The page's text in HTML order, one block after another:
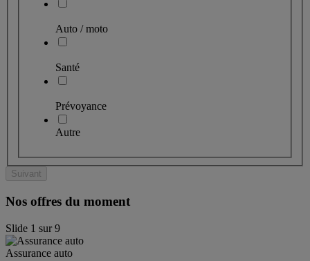
Auto / moto
Santé
Prévoyance
Autre
Suivant
Nos offres du moment
Slide 1 sur9
Assurance auto